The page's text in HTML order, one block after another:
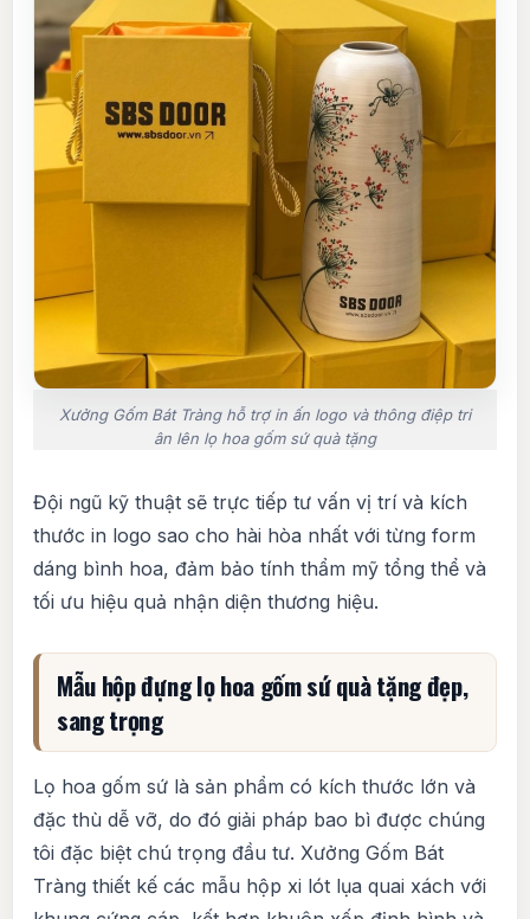
Xưởng Gốm Bát Tràng hỗ trợ in ấn logo và thông điệp tri
ân lên lọ hoa gốm sứ quà tặng
Đội ngũ kỹ thuật sẽ trực tiếp tư vấn vị trí và kích
thước in logo sao cho hài hòa nhất với từng form
dáng bình hoa, đảm bảo tính thẩm mỹ tổng thể và
tối ưu hiệu quả nhận diện thương hiệu.
Mẫu hộp đựng lọ hoa gốm sứ quà tặng đẹp,
sang trọng
Lọ hoa gốm sứ là sản phẩm có kích thước lớn và
đặc thù dễ vỡ, do đó giải pháp bao bì được chúng
tôi đặc biệt chú trọng đầu tư. Xưởng Gốm Bát
Tràng thiết kế các mẫu hộp xi lót lụa quai xách với